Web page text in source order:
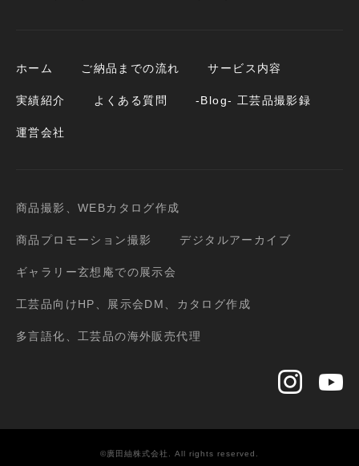
ホーム ご納品までの流れ サービス内容
実績紹介 よくある質問 -Blog- 工芸品撮影録
運営会社
商品撮影、WEBカタログ作成
商品プロモーション撮影 デジタルアーカイブ
ギャラリー玄想庵での展示会
工芸品向けHP、展示会DM、カタログ作成
多言語化、工芸品の海外販売代理
©廣田紬株式会社. All rights reserved.